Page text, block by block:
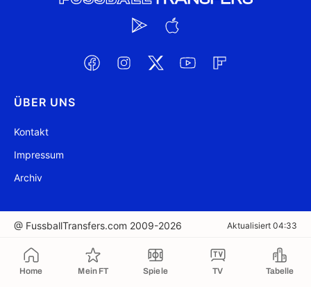
Home Mein FT Spiele TV Tabelle
ÜBER UNS
Kontakt
Impressum
Archiv
@ FussballTransfers.com 2009-2026 Aktualisiert 04:33
In die Zwischenablage kopiert